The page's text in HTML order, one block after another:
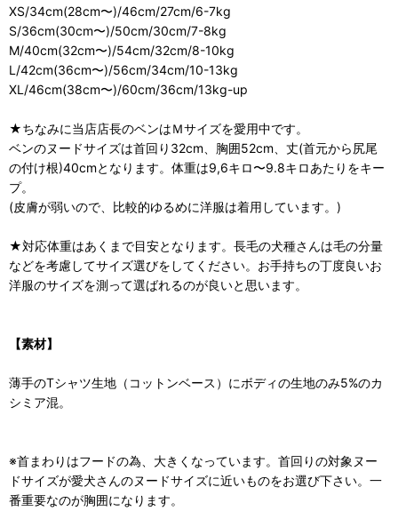
XS/34cm(28cm〜)/46cm/27cm/6-7kg
S/36cm(30cm〜)/50cm/30cm/7-8kg
M/40cm(32cm〜)/54cm/32cm/8-10kg
L/42cm(36cm〜)/56cm/34cm/10-13kg
XL/46cm(38cm〜)/60cm/36cm/13kg-up
★ちなみに当店店長のベンはＭサイズを愛用中です。
ベンのヌードサイズは首回り32cm、胸囲52cm、丈(首元から尻尾
の付け根)40cmとなります。体重は9,6キロ〜9.8キロあたりをキー
プ。
(皮膚が弱いので、比較的ゆるめに洋服は着用しています。)
★対応体重はあくまで目安となります。長毛の犬種さんは毛の分量
などを考慮してサイズ選びをしてください。お手持ちの丁度良いお
洋服のサイズを測って選ばれるのが良いと思います。
【素材】
薄手のTシャツ生地（コットンベース）にボディの生地のみ5%のカ
シミア混。
※首まわりはフードの為、大きくなっています。首回りの対象ヌー
ドサイズが愛犬さんのヌードサイズに近いものをお選び下さい。一
番重要なのが胸囲になります。